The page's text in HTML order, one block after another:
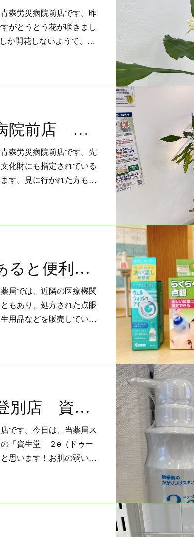
森労災病院前店です。昨
がとうとう花が咲きまし
か開花しないようで、…
仙真堂薬局青森病院前店 八戸えんぶり最終日
森労災病院前店です。先
化財にも指定されている
ます。見に行かれた方も…
室蘭中央薬局 あると便利！眼科衛生用品
局では、近隣の医療機関
もあり、処方された点眼
用品などを販売してい…
クローバー薬局登別店 資生堂 ２e（ドゥーエ）シャンプー
です。今日は、当薬局ス
の「資生堂 ２e（ドゥー
思います！お肌の弱い…